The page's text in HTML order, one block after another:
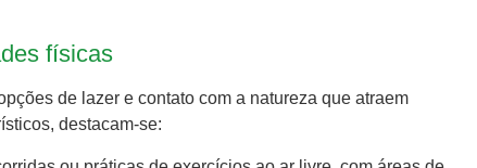
físicas
de lazer e contato com a natureza que atraem
destacam-se: